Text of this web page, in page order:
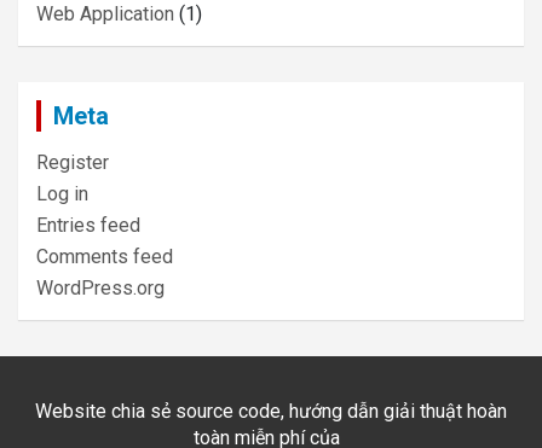
Web Application (1)
Meta
Register
Log in
Entries feed
Comments feed
WordPress.org
Website chia sẻ source code, hướng dẫn giải thuật hoàn
toàn miễn phí của